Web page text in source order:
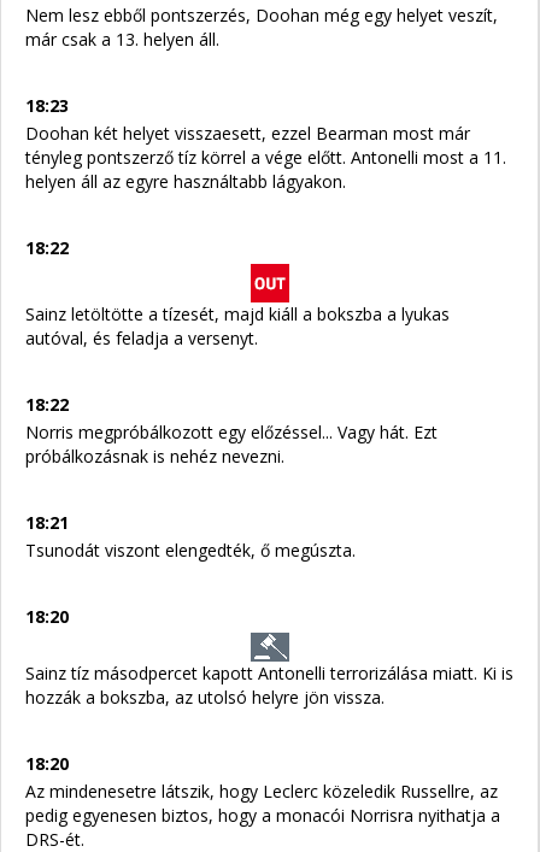
Nem lesz ebből pontszerzés, Doohan még egy helyet veszít,
már csak a 13. helyen áll.
18:23
Doohan két helyet visszaesett, ezzel Bearman most már
tényleg pontszerző tíz körrel a vége előtt. Antonelli most a 11.
helyen áll az egyre használtabb lágyakon.
18:22
Sainz letöltötte a tízesét, majd kiáll a bokszba a lyukas
autóval, és feladja a versenyt.
18:22
Norris megpróbálkozott egy előzéssel... Vagy hát. Ezt
próbálkozásnak is nehéz nevezni.
18:21
Tsunodát viszont elengedték, ő megúszta.
18:20
Sainz tíz másodpercet kapott Antonelli terrorizálása miatt. Ki is
hozzák a bokszba, az utolsó helyre jön vissza.
18:20
Az mindenesetre látszik, hogy Leclerc közeledik Russellre, az
pedig egyenesen biztos, hogy a monacói Norrisra nyithatja a
DRS-ét.